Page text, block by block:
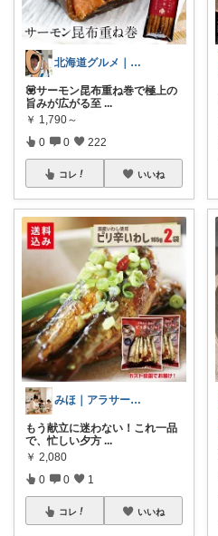
北海道グルメ｜まさ
💟サーモン昆布重ね巻で極上の
旨みが広がる至 ...
￥ 1,790～
0 0 222
コレ いいね
みほ｜アラサー主婦｜共働き｜2児育児中
もう献立に迷わない！これ一品
で、忙しい夕方 ...
￥ 2,080
0 0 1
コレ いいね